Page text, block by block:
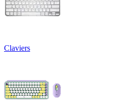
Claviers